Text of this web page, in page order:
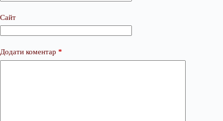
Сайт
Додати коментар *